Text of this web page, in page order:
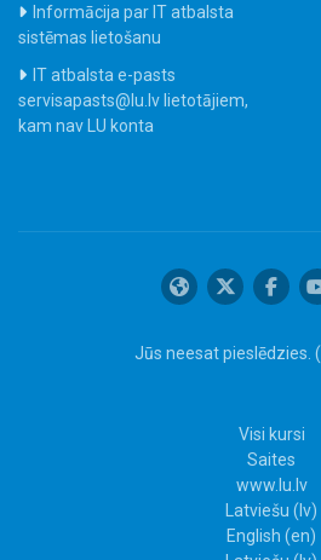
Informācija par IT atbalsta
sistēmas lietošanu
IT atbalsta e-pasts
servisapasts@lu.lv lietotājiem,
kam nav LU konta
Jūs neesat pieslēdzies. (
Visi kursi
Saites
www.lu.lv
Latviešu ‎(lv)‎
English ‎(en)‎